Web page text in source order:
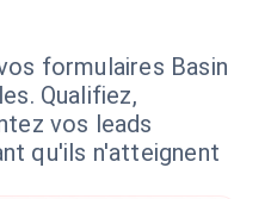
formulaires Basin
Qualifiez,
vos leads
qu'ils n'atteignent